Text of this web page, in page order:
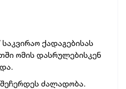
ქადაგებისას
ომის დასრულებისკენ
ძალადობა.